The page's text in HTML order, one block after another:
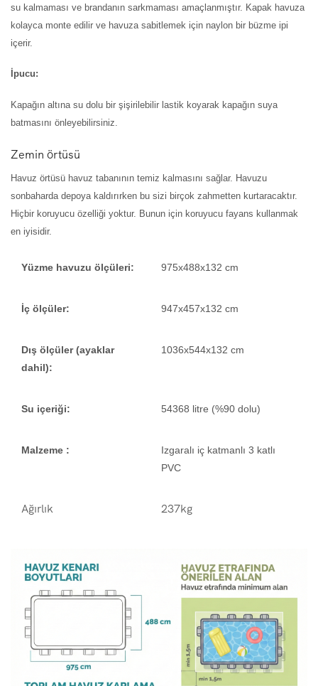
su kalmaması ve brandanın sarkmaması amaçlanmıştır. Kapak havuza
kolayca monte edilir ve havuza sabitlemek için naylon bir büzme ipi
içerir.
İpucu:
Kapağın altına su dolu bir şişirilebilir lastik koyarak kapağın suya
batmasını önleyebilirsiniz.
Zemin örtüsü
Havuz örtüsü havuz tabanının temiz kalmasını sağlar. Havuzu
sonbaharda depoya kaldırırken bu sizi birçok zahmetten kurtaracaktır.
Hiçbir koruyucu özelliği yoktur. Bunun için koruyucu fayans kullanmak
en iyisidir.
Yüzme havuzu ölçüleri: 975x488x132 cm
İç ölçüler: 947x457x132 cm
Dış ölçüler (ayaklar
dahil):
1036x544x132 cm
Su içeriği: 54368 litre (%90 dolu)
Malzeme :
Izgaralı iç katmanlı 3 katlı
PVC
Ağırlık 237kg